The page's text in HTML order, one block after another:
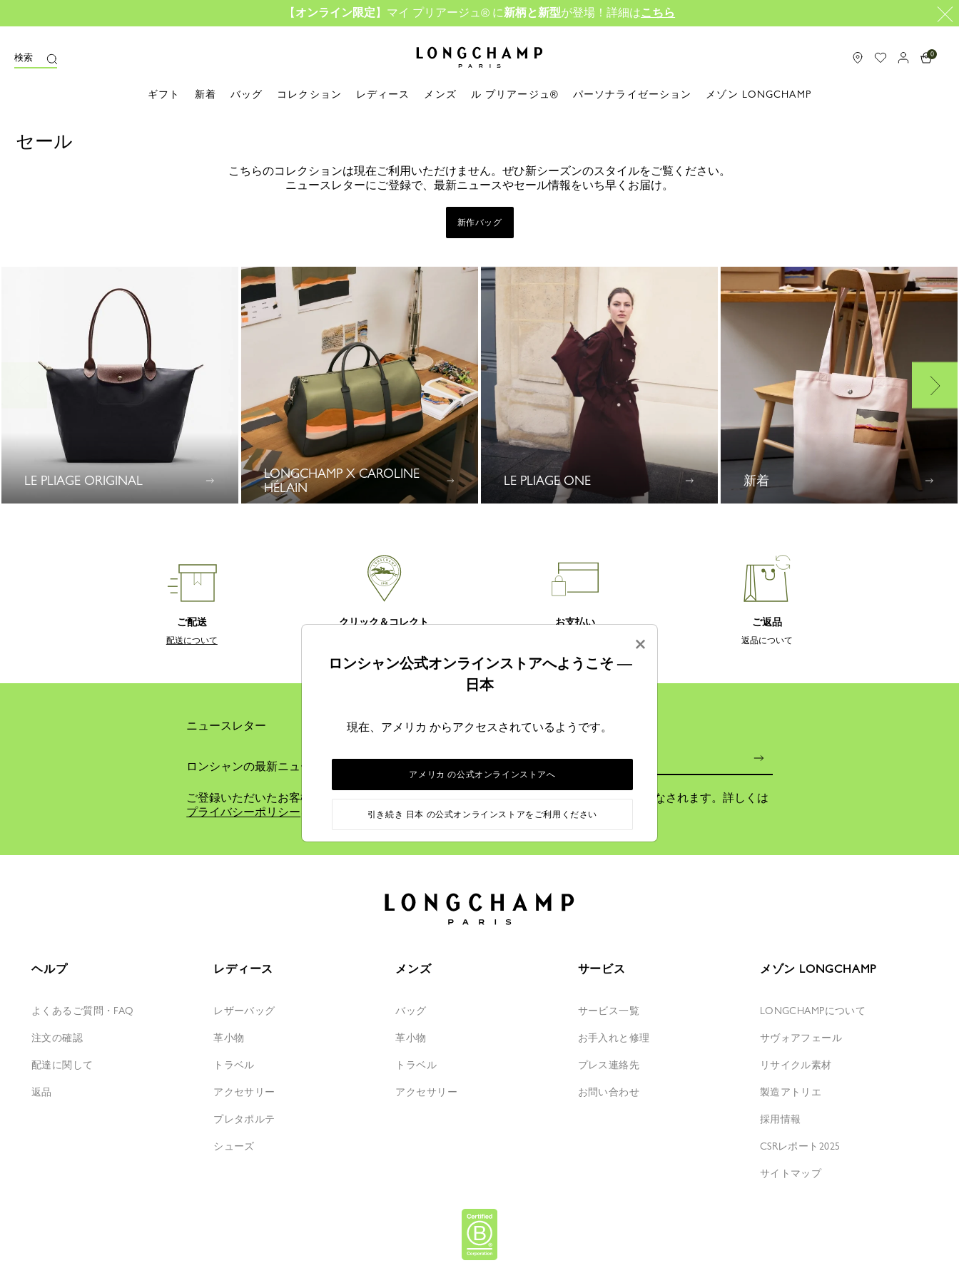
【オンライン限定】マイ プリアージュ® に新柄と新型が登場！詳細はこちら
検索 0
ギフト 新着 バッグ コレクション レディース メンズ ル プリアージュ® パーソナライゼーション メゾン LONGCHAMP
セール
こちらのコレクションは現在ご利用いただけません。ぜひ新シーズンのスタイルをご覧ください。
ニュースレターにご登録で、最新ニュースやセール情報をいち早くお届け。
新作バッグ
LE PLIAGE ORIGINAL
LONGCHAMP X CAROLINE
HÉLAIN
LE PLIAGE ONE 新着
ご配送
配送について
クリック＆コレクト お支払い ご返品
返品について
ニュースレター
ロンシャンの最新ニュースをいち早くお届け
ご登録いただいたお客様は、ロンシャンから最新情報を受け取ることに同意されたものとみなされます。詳しくは
プライバシーポリシー をお読みください。
ヘルプ
よくあるご質問・FAQ
注文の確認
配達に関して
返品
レディース
レザーバッグ
革小物
トラベル
アクセサリー
プレタポルテ
シューズ
メンズ
バッグ
革小物
トラベル
アクセサリー
サービス
サービス一覧
お手入れと修理
プレス連絡先
お問い合わせ
メゾン LONGCHAMP
LONGCHAMPについて
サヴォアフェール
リサイクル素材
製造アトリエ
採用情報
CSRレポート2025
サイトマップ
×
ロンシャン公式オンラインストアへようこそ —
日本
現在、アメリカ からアクセスされているようです。
アメリカ の公式オンラインストアへ
引き続き 日本 の公式オンラインストアをご利用ください